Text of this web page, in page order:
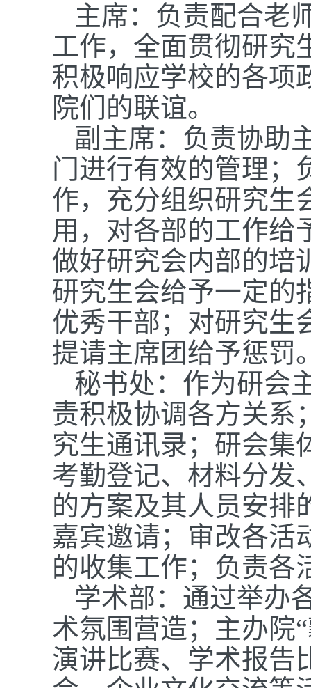
主席：负责配合老
工作，全面贯彻研究
积极响应学校的各项
院们的联谊。
副主席：负责协助
门进行有效的管理；
作，充分组织研究生
用，对各部的工作给
做好研究会内部的培
研究生会给予一定的
优秀干部；对研究生
提请主席团给予惩罚
秘书处：作为研会
责积极协调各方关系
究生通讯录；研会集
考勤登记、材料分发
的方案及其人员安排
嘉宾邀请；审改各活
的收集工作；负责各
学术部：通过举办
术氛围营造；主办院
演讲比赛、学术报告